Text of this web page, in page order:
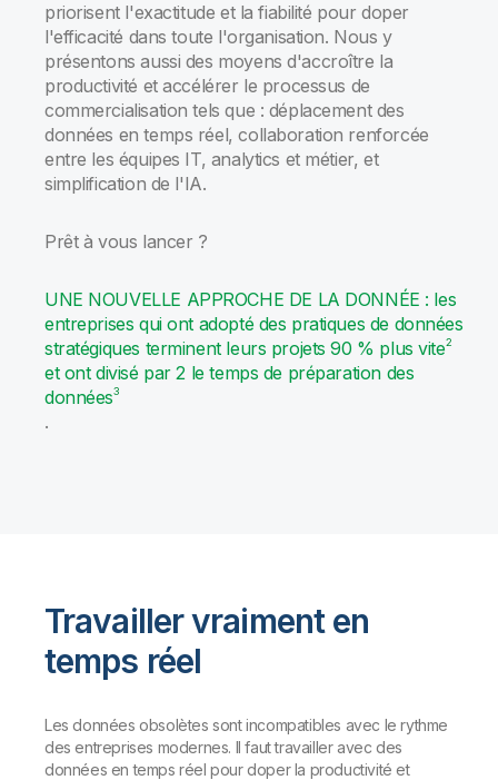
priorisent l'exactitude et la fiabilité pour doper
l'efficacité dans toute l'organisation. Nous y
présentons aussi des moyens d'accroître la
productivité et accélérer le processus de
commercialisation tels que : déplacement des
données en temps réel, collaboration renforcée
entre les équipes IT, analytics et métier, et
simplification de l'IA.
Prêt à vous lancer ?
UNE NOUVELLE APPROCHE DE LA DONNÉE : les
entreprises qui ont adopté des pratiques de données
stratégiques terminent leurs projets 90 % plus vite2
et ont divisé par 2 le temps de préparation des
données3
.
Travailler vraiment en
temps réel
Les données obsolètes sont incompatibles avec le rythme
des entreprises modernes. Il faut travailler avec des
données en temps réel pour doper la productivité et